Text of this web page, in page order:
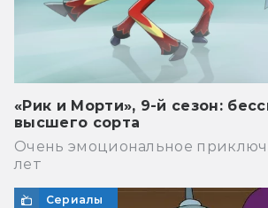
«Рик и Морти», 9-й сезон:
высшего сорта
Очень эмоциональное
лет
Сериалы